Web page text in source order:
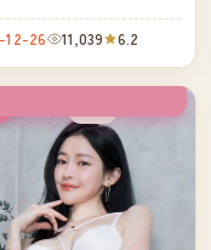
观看。
12-26 11,039 6.2